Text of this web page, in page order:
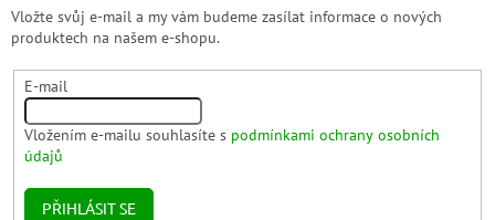
Vložte svůj e-mail a my vám budeme zasílat informace o nových
produktech na našem e-shopu.
E-mail
Vložením e-mailu souhlasíte s podmínkami ochrany osobních
údajů
PŘIHLÁSIT SE